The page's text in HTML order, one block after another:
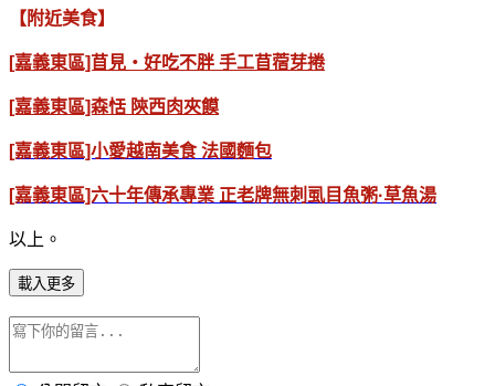
【附近美食】
[嘉義東區]苜見‧好吃不胖 手工苜蓿芽捲
[嘉義東區]森恬 陝西肉夾饃
[嘉義東區]小愛越南美食 法國麵包
[嘉義東區]六十年傳承專業 正老牌無刺虱目魚粥·草魚湯
以上。
載入更多